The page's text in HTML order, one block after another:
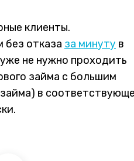
клиенты.
без отказа за минуту в
не нужно проходить
займа с большим
в